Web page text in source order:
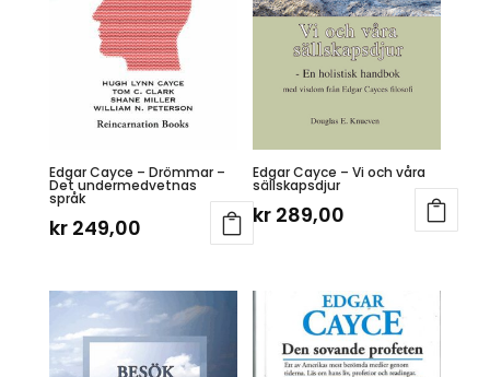
Edgar Cayce – Drömmar –
Det undermedvetnas
språk
kr249,00
Edgar Cayce – Vi och våra
sällskapsdjur
kr 289,00